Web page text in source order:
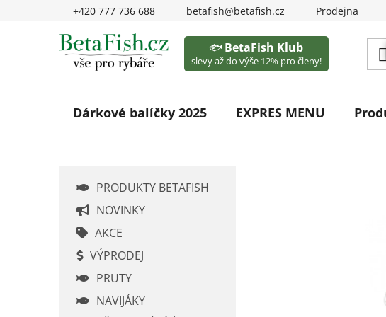
+420 777 736 688 betafish@betafish.cz Prodejna
🐟BetaFish Klub
slevy až do výše 12% pro členy!
Dárkové balíčky 2025 EXPRES MENU
PRODUKTY BETAFISH
NOVINKY
AKCE
VÝPRODEJ
PRUTY
NAVIJÁKY